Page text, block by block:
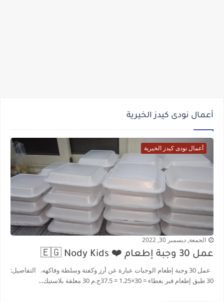
أعمال نودى كيدز الخيرية
أعمال نودى كيدز الخيرية
الجمعة, ديسمبر 30, 2022
عمل 30 وجبة إطعام ❤️ 🇪🇬 Nody Kids
عمل 30 وجبة إطعام الوجبات عبارة عن أرز وكفتة وسلطة وفاكهه. التفاصيل:
30 طبق إطعام فبر بغطاء = 30×1.25 = 37.5ج.م 30 معلقة بلاستيك...